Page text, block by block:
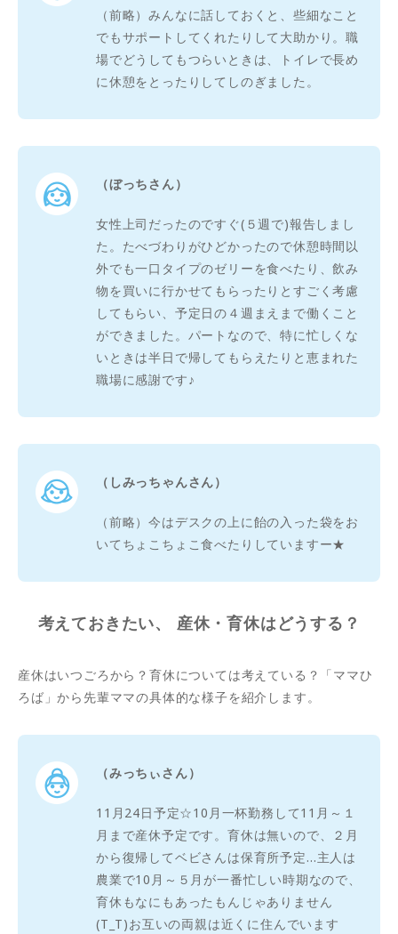
（前略）みんなに話しておくと、些細なこと
でもサポートしてくれたりして大助かり。職
場でどうしてもつらいときは、トイレで長め
に休憩をとったりしてしのぎました。
（ぼっちさん）
女性上司だったのですぐ(５週で)報告しまし
た。たべづわりがひどかったので休憩時間以
外でも一口タイプのゼリーを食べたり、飲み
物を買いに行かせてもらったりとすごく考慮
してもらい、予定日の４週まえまで働くこと
ができました。パートなので、特に忙しくな
いときは半日で帰してもらえたりと恵まれた
職場に感謝です♪
（しみっちゃんさん）
（前略）今はデスクの上に飴の入った袋をお
いてちょこちょこ食べたりしていますー★
考えておきたい、 産休・育休はどうする？
産休はいつごろから？育休については考えている？「ママひ
ろば」から先輩ママの具体的な様子を紹介します。
（みっちぃさん）
11月24日予定☆10月一杯勤務して11月～１
月まで産休予定です。育休は無いので、２月
から復帰してベビさんは保育所予定…主人は
農業で10月～５月が一番忙しい時期なので、
育休もなにもあったもんじゃありません
(T_T)お互いの両親は近くに住んでいます